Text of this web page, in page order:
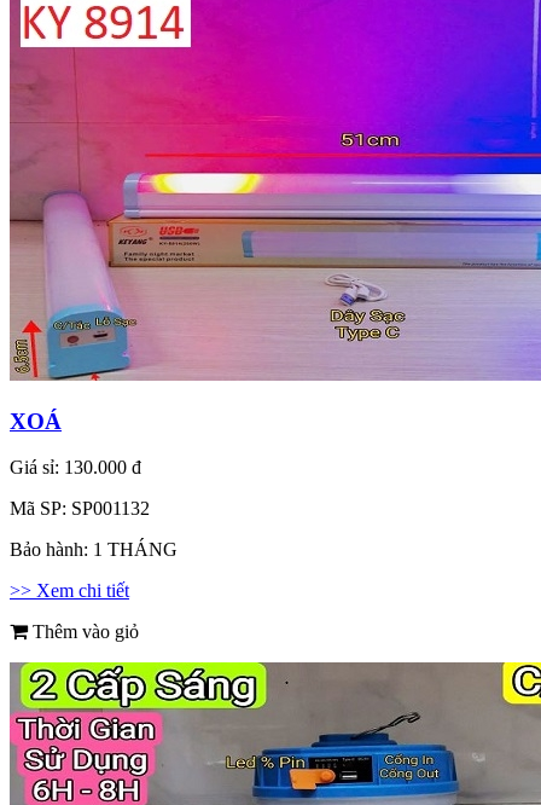
XOÁ
Giá sỉ: 130.000 đ
Mã SP: SP001132
Bảo hành: 1 THÁNG
>> Xem chi tiết
Thêm vào giỏ